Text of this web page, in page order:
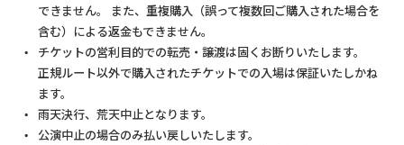
できません。 また、重複購入（誤って複数回ご購入された場合を
含む）による返金もできません。
チケットの営利目的での転売・譲渡は固くお断りいたします。
正規ルート以外で購入されたチケットでの入場は保証いたしかね
ます。
雨天決行、荒天中止となります。
公演中止の場合のみ払い戻しいたします。